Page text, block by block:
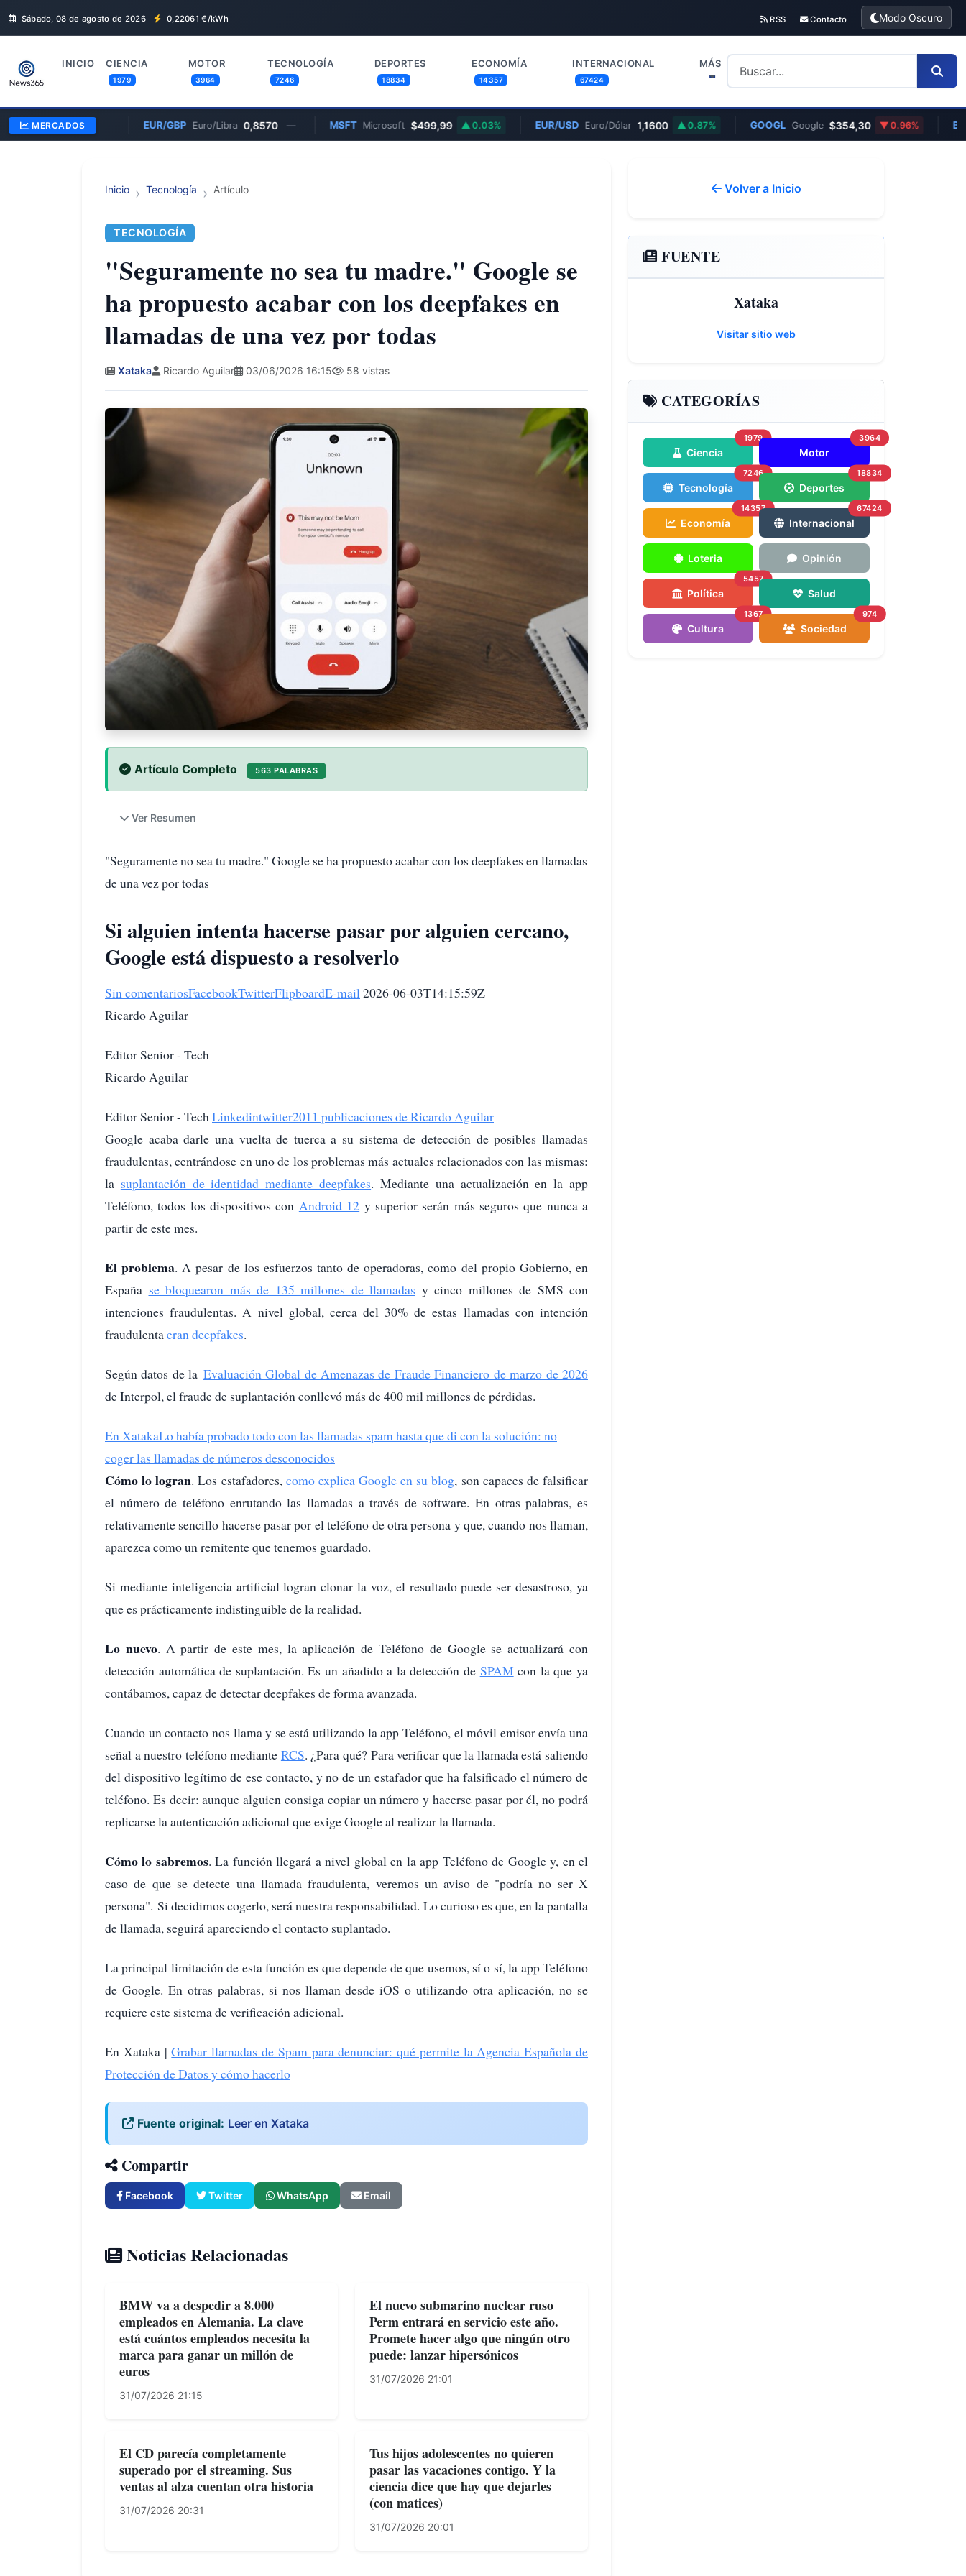
Sábado, 08 de agosto de 2026 0,22061 €/kWh RSS Contacto Modo Oscuro
INICIO CIENCIA
1979
MOTOR
3964
TECNOLOGÍA
7246
DEPORTES
18834
ECONOMÍA
14357
INTERNACIONAL
67424
MÁS
MERCADOS
0.29% EUR/GBP Euro/Libra 0,8570 — Microsoft $499,99 0.03% EUR/USD Euro/Dólar 1,1600 0.87% GOOGL Google $354,30 0.96%
Inicio Tecnología Artículo
TECNOLOGÍA
"Seguramente no sea tu madre." Google se
ha propuesto acabar con los deepfakes en
llamadas de una vez por todas
Xataka Ricardo Aguilar 03/06/2026 16:15 58 vistas
Artículo Completo 563 PALABRAS
Ver Resumen
"Seguramente no sea tu madre." Google se ha propuesto acabar con los deepfakes en llamadas
de una vez por todas
Si alguien intenta hacerse pasar por alguien cercano,
Google está dispuesto a resolverlo
Sin comentariosFacebookTwitterFlipboardE-mail 2026-06-03T14:15:59Z
Ricardo Aguilar
Editor Senior - Tech
Ricardo Aguilar
Editor Senior - Tech Linkedintwitter2011 publicaciones de Ricardo Aguilar
Google acaba darle una vuelta de tuerca a su sistema de detección de posibles llamadas
fraudulentas, centrándose en uno de los problemas más actuales relacionados con las mismas:
la suplantación de identidad mediante deepfakes. Mediante una actualización en la app
Teléfono, todos los dispositivos con Android 12 y superior serán más seguros que nunca a
partir de este mes.
El problema. A pesar de los esfuerzos tanto de operadoras, como del propio Gobierno, en
España se bloquearon más de 135 millones de llamadas y cinco millones de SMS con
intenciones fraudulentas. A nivel global, cerca del 30% de estas llamadas con intención
fraudulentaeran deepfakes.
Según datos de la Evaluación Global de Amenazas de Fraude Financiero de marzo de 2026
de Interpol, el fraude de suplantación conllevó más de 400 mil millones de pérdidas.
En XatakaLo había probado todo con las llamadas spam hasta que di con la solución: no
coger las llamadas de números desconocidos
Cómo lo logran. Los estafadores, como explica Google en su blog, son capaces de falsificar
el número de teléfono enrutando las llamadas a través de software. En otras palabras, es
relativamente sencillo hacerse pasar por el teléfono de otra persona y que, cuando nos llaman,
aparezca como un remitente que tenemos guardado.
Si mediante inteligencia artificial logran clonar la voz, el resultado puede ser desastroso, ya
que es prácticamente indistinguible de la realidad.
Lo nuevo. A partir de este mes, la aplicación de Teléfono de Google se actualizará con
detección automática de suplantación. Es un añadido a la detección de SPAM con la que ya
contábamos, capaz de detectar deepfakes de forma avanzada.
Cuando un contacto nos llama y se está utilizando la app Teléfono, el móvil emisor envía una
señal a nuestro teléfono mediante RCS. ¿Para qué? Para verificar que la llamada está saliendo
del dispositivo legítimo de ese contacto, y no de un estafador que ha falsificado el número de
teléfono. Es decir: aunque alguien consiga copiar un número y hacerse pasar por él, no podrá
replicarse la autenticación adicional que exige Google al realizar la llamada.
Cómo lo sabremos. La función llegará a nivel global en la app Teléfono de Google y, en el
caso de que se detecte una llamada fraudulenta, veremos un aviso de "podría no ser X
persona". Si decidimos cogerlo, será nuestra responsabilidad. Lo curioso es que, en la pantalla
de llamada, seguirá apareciendo el contacto suplantado.
La principal limitación de esta función es que depende de que usemos, sí o sí, la app Teléfono
de Google. En otras palabras, si nos llaman desde iOS o utilizando otra aplicación, no se
requiere este sistema de verificación adicional.
En Xataka |Grabar llamadas de Spam para denunciar: qué permite la Agencia Española de
Protección de Datos y cómo hacerlo
Fuente original: Leer en Xataka
Compartir
Facebook Twitter WhatsApp Email
Noticias Relacionadas
BMW va a despedir a 8.000
empleados en Alemania. La clave
está cuántos empleados necesita la
marca para ganar un millón de
euros
31/07/2026 21:15
El nuevo submarino nuclear ruso
Perm entrará en servicio este año.
Promete hacer algo que ningún otro
puede: lanzar hipersónicos
31/07/2026 21:01
El CD parecía completamente
superado por el streaming. Sus
ventas al alza cuentan otra historia
31/07/2026 20:31
Tus hijos adolescentes no quieren
pasar las vacaciones contigo. Y la
ciencia dice que hay que dejarles
(con matices)
31/07/2026 20:01
Volver a Inicio
FUENTE
Xataka
Visitar sitio web
CATEGORÍAS
Ciencia
1979
Motor
3964
Tecnología
7246
Deportes
18834
Economía
14357
Internacional
67424
Loteria Opinión
Política
5457
Salud
Cultura
1367
Sociedad
974